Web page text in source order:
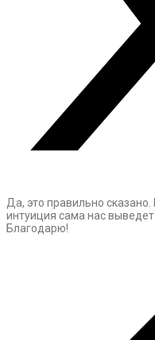
Да, это правильно
интуиция сама нас
Благодарю!